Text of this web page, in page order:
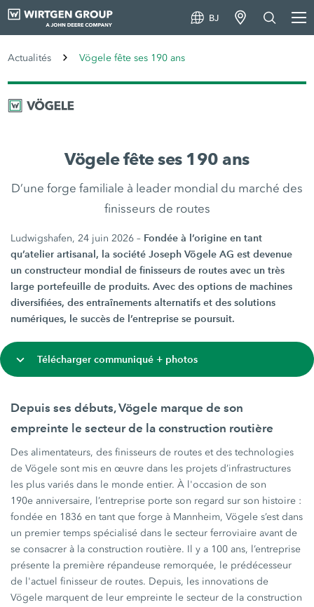
BJ
Actualités Vögele fête ses 190 ans
Vögele fête ses 190 ans
D’une forge familiale à leader mondial du marché des
finisseurs de routes
Ludwigshafen, 24 juin 2026 – Fondée à l’origine en tant
qu’atelier artisanal, la société Joseph Vögele AG est devenue
un constructeur mondial de finisseurs de routes avec un très
large portefeuille de produits. Avec des options de machines
diversifiées, des entraînements alternatifs et des solutions
numériques, le succès de l’entreprise se poursuit.
Télécharger communiqué + photos
Depuis ses débuts, Vögele marque de son
empreinte le secteur de la construction routière
Des alimentateurs, des finisseurs de routes et des technologies
de Vögele sont mis en œuvre dans les projets d’infrastructures
les plus variés dans le monde entier. À l'occasion de son
190e anniversaire, l’entreprise porte son regard sur son histoire :
fondée en 1836 en tant que forge à Mannheim, Vögele s’est dans
un premier temps spécialisé dans le secteur ferroviaire avant de
se consacrer à la construction routière. Il y a 100 ans, l’entreprise
présente la première répandeuse remorquée, le prédécesseur
de l'actuel finisseur de routes. Depuis, les innovations de
Vögele marquent de leur empreinte le secteur de la construction